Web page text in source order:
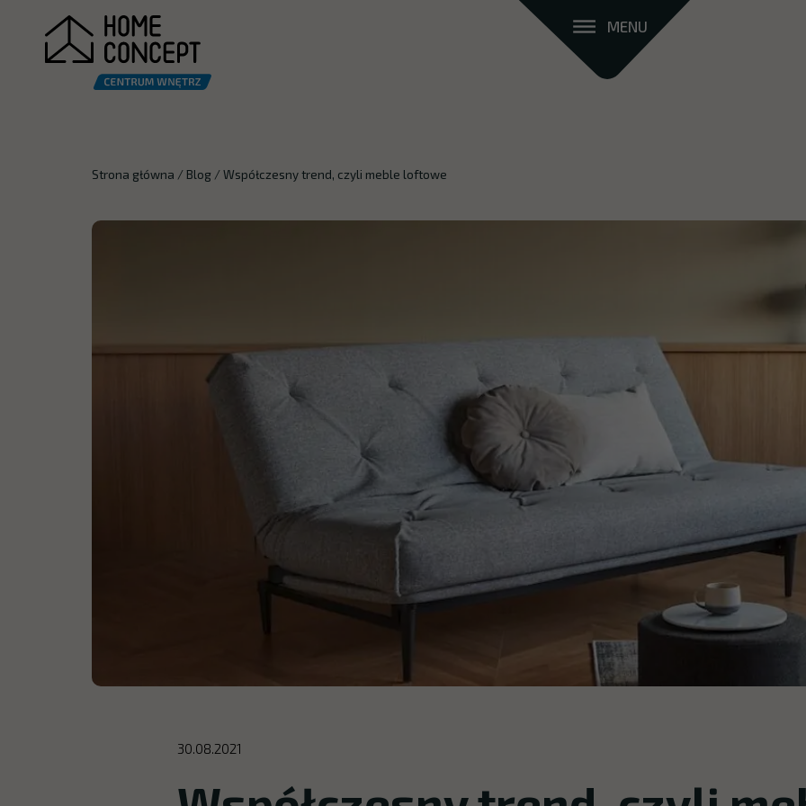
MENU
Strona główna /Blog /Współczesny trend, czyli meble loftowe
30.08.2021